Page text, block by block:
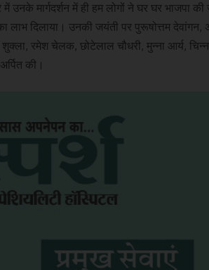
उनके मार्गदर्शन में ही हम लोगों ने घर घर भाजपा
लाभ दिलाया। उनकी जयंती पर पुरूषोत्तम
शुक्ला, रमेश चेलक, छोटेलाल चौधरी, मुन्ना आर्य,
की।